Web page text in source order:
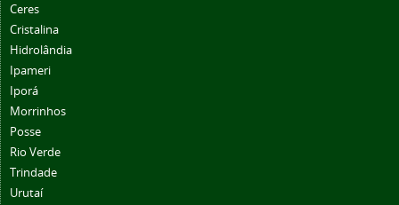
Ceres
Cristalina
Hidrolândia
Ipameri
Iporá
Morrinhos
Posse
Rio Verde
Trindade
Urutaí